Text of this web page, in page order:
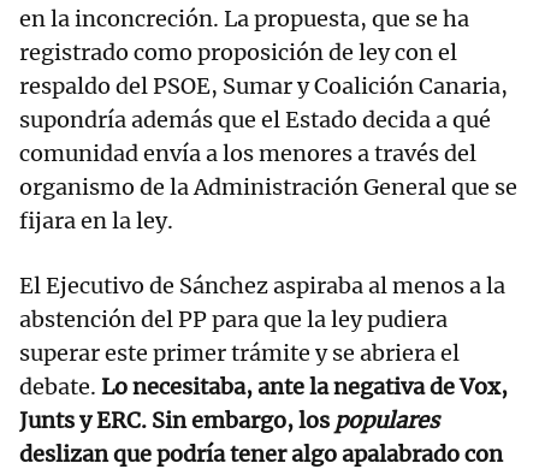
en la inconcreción. La propuesta, que se ha
registrado como proposición de ley con el
respaldo del PSOE, Sumar y Coalición Canaria,
supondría además que el Estado decida a qué
comunidad envía a los menores a través del
organismo de la Administración General que se
fijara en la ley.
El Ejecutivo de Sánchez aspiraba al menos a la
abstención del PP para que la ley pudiera
superar este primer trámite y se abriera el
debate. Lo necesitaba, ante la negativa de Vox,
Junts y ERC. Sin embargo, los populares
deslizan que podría tener algo apalabrado con